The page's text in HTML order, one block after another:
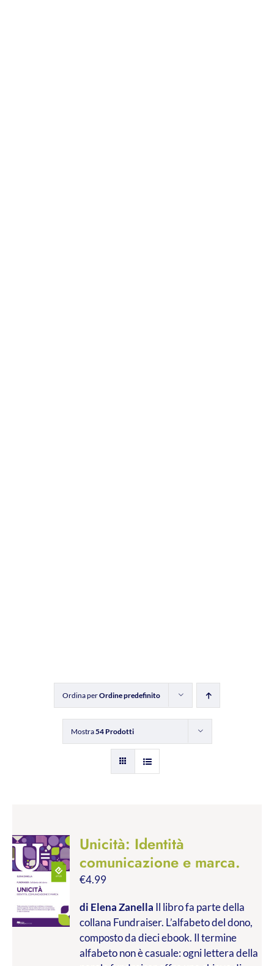
Ordina perOrdine predefinito
Mostra54 Prodotti
Unicità: Identità
comunicazione e marca.
€4.99
di Elena Zanella Il libro fa parte della
collana Fundraiser. L’alfabeto del dono,
composto da dieci ebook. Il termine
alfabeto non è casuale: ogni lettera della